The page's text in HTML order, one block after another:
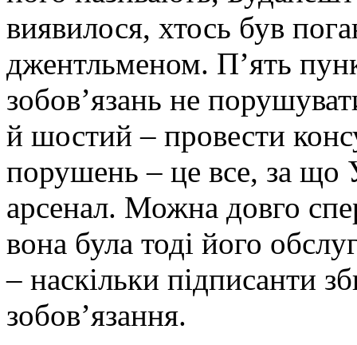
виявилося, хтось був
джентльменом. П’ять
зобов’язань не
й шостий – провести
порушень – це все, за що
арсенал. Можна довго
вона була тоді його
– наскільки підписанти
зобов’язання.